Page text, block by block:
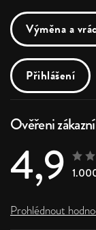
Výměna a
Přihlášení
Ověřeni
4,9
Prohlédnout